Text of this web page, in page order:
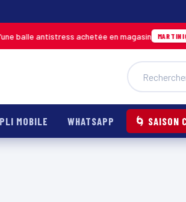
achetée en magasin MARTINIQUE 06/08 ·
MOBILE WHATSAPP 🌀 SAISON